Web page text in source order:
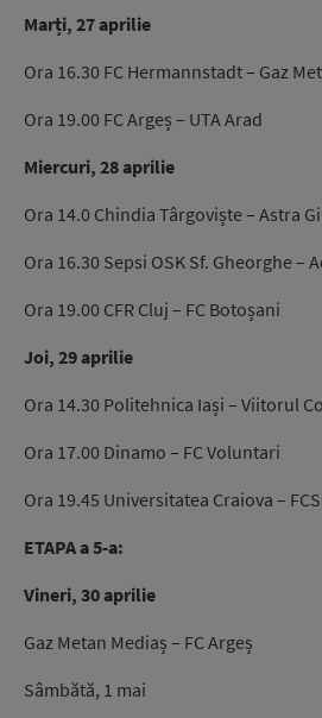
Marți, 27 aprilie
Ora 16.30 FC Hermannstadt – Gaz
Ora 19.00 FC Argeș – UTA Arad
Miercuri, 28 aprilie
Ora 14.0 Chindia Târgoviște – Astra
Ora 16.30 Sepsi OSK Sf. Gheorghe –
Ora 19.00 CFR Cluj – FC Botoșani
Joi, 29 aprilie
Ora 14.30 Politehnica Iași – Viitorul
Ora 17.00 Dinamo – FC Voluntari
Ora 19.45 Universitatea Craiova –
ETAPA a 5-a:
Vineri, 30 aprilie
Gaz Metan Mediaș – FC Argeș
Sâmbătă, 1 mai